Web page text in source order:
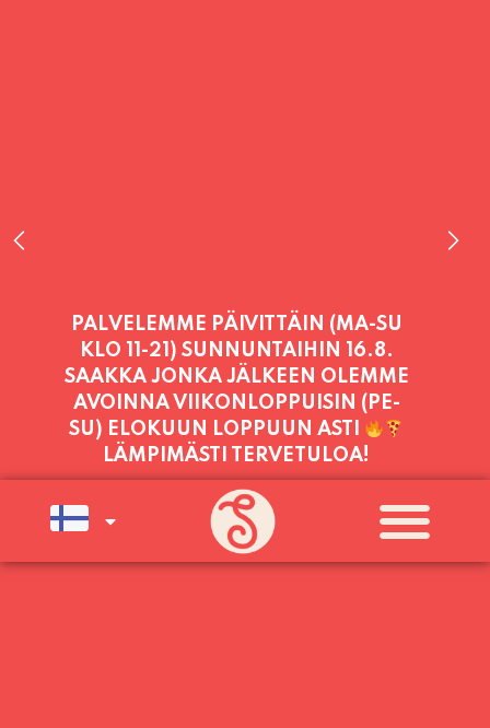
PALVELEMME TÄNÄÄN:
MAANANTAI 11:00 - 21:00
PALVELEMME PÄIVITTÄIN (MA-SU
KLO 11-21) SUNNUNTAIHIN 16.8.
SAAKKA JONKA JÄLKEEN OLEMME
AVOINNA VIIKONLOPPUISIN (PE-
SU) ELOKUUN LOPPUUN ASTI
LÄMPIMÄSTI TERVETULOA!